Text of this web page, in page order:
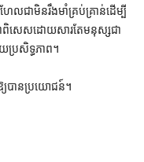
លជាមិនរឹងមាំគ្រប់គ្រាន់ដើម្បី
ាពិសេសដោយសារតែមនុស្សជា
ប្រសិទ្ធភាព។
ឱ្យ​បាន​ប្រយោជន៍​។